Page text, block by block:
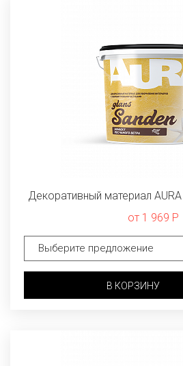
Декоративный материал
от 1 969 Р
В КОРЗИНУ